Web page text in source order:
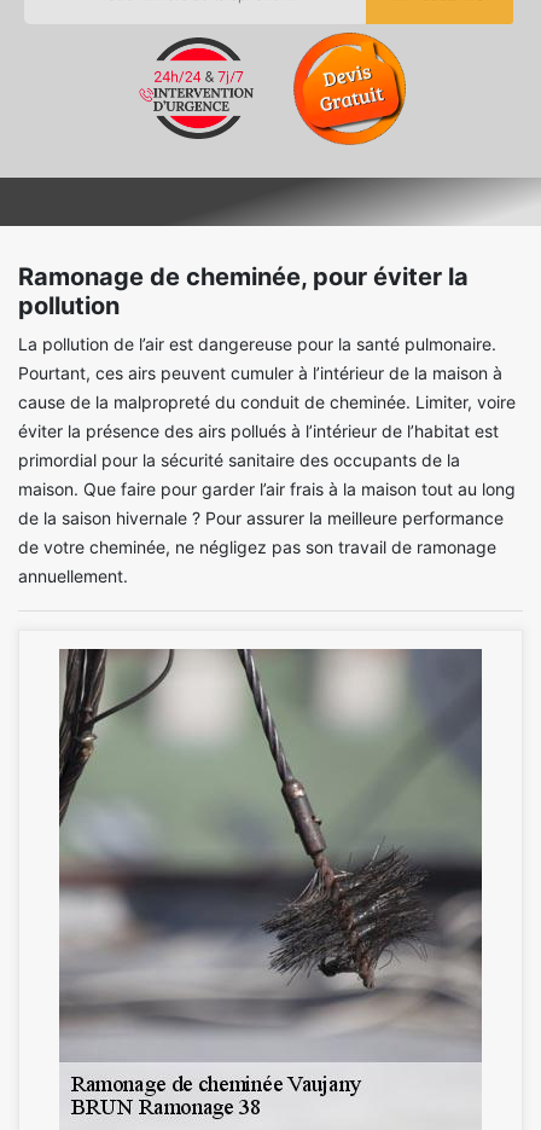
Ramonage de cheminée, pour éviter la
pollution
La pollution de l’air est dangereuse pour la santé pulmonaire.
Pourtant, ces airs peuvent cumuler à l’intérieur de la maison à
cause de la malpropreté du conduit de cheminée. Limiter, voire
éviter la présence des airs pollués à l’intérieur de l’habitat est
primordial pour la sécurité sanitaire des occupants de la
maison. Que faire pour garder l’air frais à la maison tout au long
de la saison hivernale ? Pour assurer la meilleure performance
de votre cheminée, ne négligez pas son travail de ramonage
annuellement.